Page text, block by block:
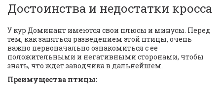
Достоинства и недостатки кросса
У кур Доминант имеются свои плюсы и минусы. Перед
тем, как заняться разведением этой птицы, очень
важно первоначально ознакомиться с ее
положительными и негативными сторонами, чтобы
знать, что ждет заводчика в дальнейшем.
Преимущества птицы: